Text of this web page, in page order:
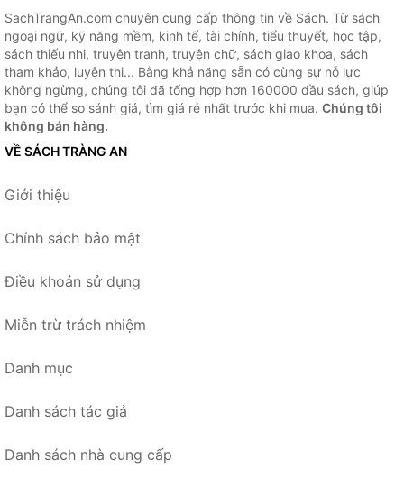
SachTrangAn.com chuyên cung cấp thông tin về Sách. Từ sách
ngoại ngữ, kỹ năng mềm, kinh tế, tài chính, tiểu thuyết, học tập,
sách thiếu nhi, truyện tranh, truyện chữ, sách giao khoa, sách
tham khảo, luyện thi... Bằng khả năng sẵn có cùng sự nỗ lực
không ngừng, chúng tôi đã tổng hợp hơn 160000 đầu sách, giúp
bạn có thể so sánh giá, tìm giá rẻ nhất trước khi mua. Chúng tôi
không bán hàng.
VỀ SÁCH TRÀNG AN
Giới thiệu
Chính sách bảo mật
Điều khoản sử dụng
Miễn trừ trách nhiệm
Danh mục
Danh sách tác giả
Danh sách nhà cung cấp